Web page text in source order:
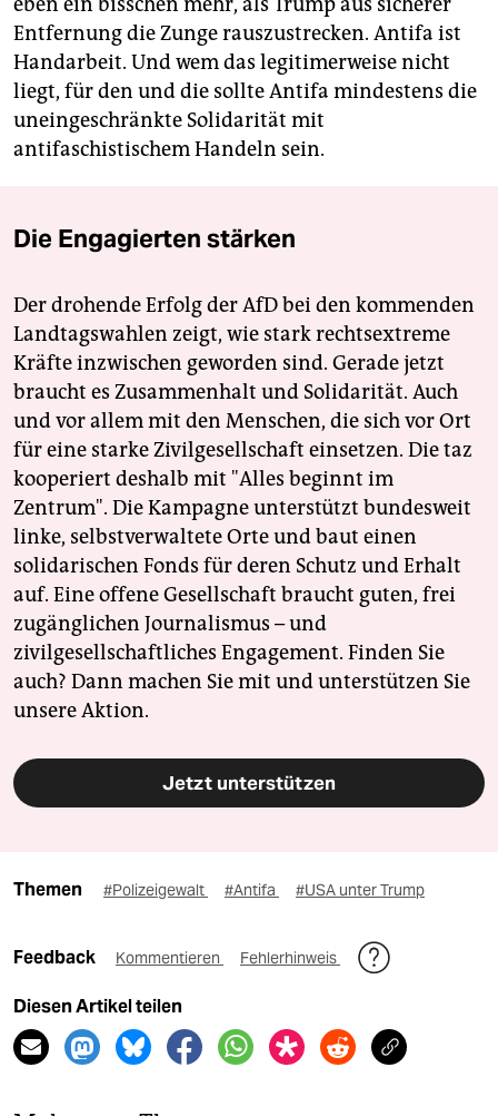
Entfernung die Zunge rauszustrecken. Antifa ist
Handarbeit. Und wem das legitimerweise nicht
liegt, für den und die sollte Antifa mindestens die
uneingeschränkte Solidarität mit
antifaschistischem Handeln sein.
Die Engagierten stärken
Der drohende Erfolg der AfD bei den kommenden
Landtagswahlen zeigt, wie stark rechtsextreme
Kräfte inzwischen geworden sind. Gerade jetzt
braucht es Zusammenhalt und Solidarität. Auch
und vor allem mit den Menschen, die sich vor Ort
für eine starke Zivilgesellschaft einsetzen. Die taz
kooperiert deshalb mit "Alles beginnt im
Zentrum". Die Kampagne unterstützt bundesweit
linke, selbstverwaltete Orte und baut einen
solidarischen Fonds für deren Schutz und Erhalt
auf. Eine offene Gesellschaft braucht guten, frei
zugänglichen Journalismus – und
zivilgesellschaftliches Engagement. Finden Sie
auch? Dann machen Sie mit und unterstützen Sie
unsere Aktion.
Jetzt unterstützen
Themen #Polizeigewalt #Antifa #USA unter Trump
Feedback Kommentieren Fehlerhinweis
Diesen Artikel teilen